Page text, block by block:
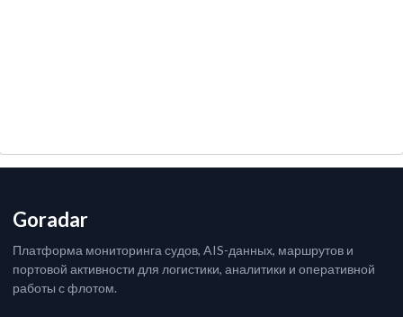
Goradar
Платформа мониторинга судов, AIS-данных, маршрутов и
портовой активности для логистики, аналитики и оперативной
работы с флотом.